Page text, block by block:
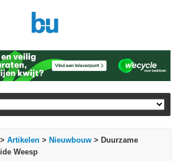
>Artikelen > Nieuwbouw > Duurzame
Weesp